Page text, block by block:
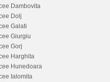
Dambovita
Dolj
Galati
Giurgiu
Gorj
Harghita
Hunedoara
Ialomita